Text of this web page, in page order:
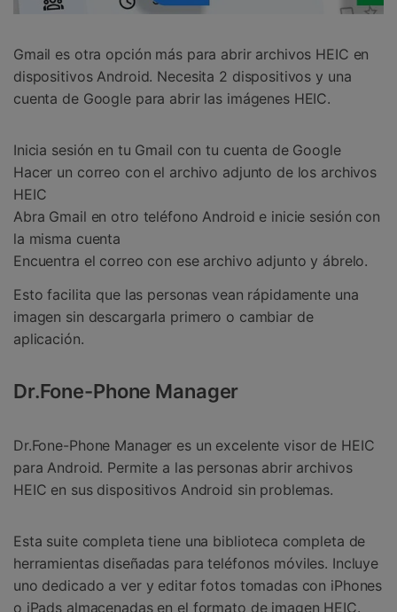
Gmail es otra opción más para abrir archivos HEIC en
dispositivos Android. Necesita 2 dispositivos y una
cuenta de Google para abrir las imágenes HEIC.
Inicia sesión en tu Gmail con tu cuenta de Google
Hacer un correo con el archivo adjunto de los archivos
HEIC
Abra Gmail en otro teléfono Android e inicie sesión con
la misma cuenta
Encuentra el correo con ese archivo adjunto y ábrelo.
Esto facilita que las personas vean rápidamente una
imagen sin descargarla primero o cambiar de
aplicación.
Dr.Fone-Phone Manager
Dr.Fone-Phone Manager es un excelente visor de HEIC
para Android. Permite a las personas abrir archivos
HEIC en sus dispositivos Android sin problemas.
Esta suite completa tiene una biblioteca completa de
herramientas diseñadas para teléfonos móviles. Incluye
uno dedicado a ver y editar fotos tomadas con iPhones
o iPads almacenadas en el formato de imagen HEIC.